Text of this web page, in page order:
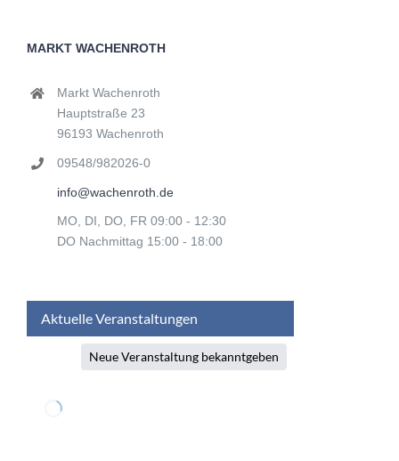
MARKT WACHENROTH
Markt Wachenroth
Hauptstraße 23
96193 Wachenroth
09548/982026-0
info@wachenroth.de
MO, DI, DO, FR 09:00 - 12:30
DO Nachmittag 15:00 - 18:00